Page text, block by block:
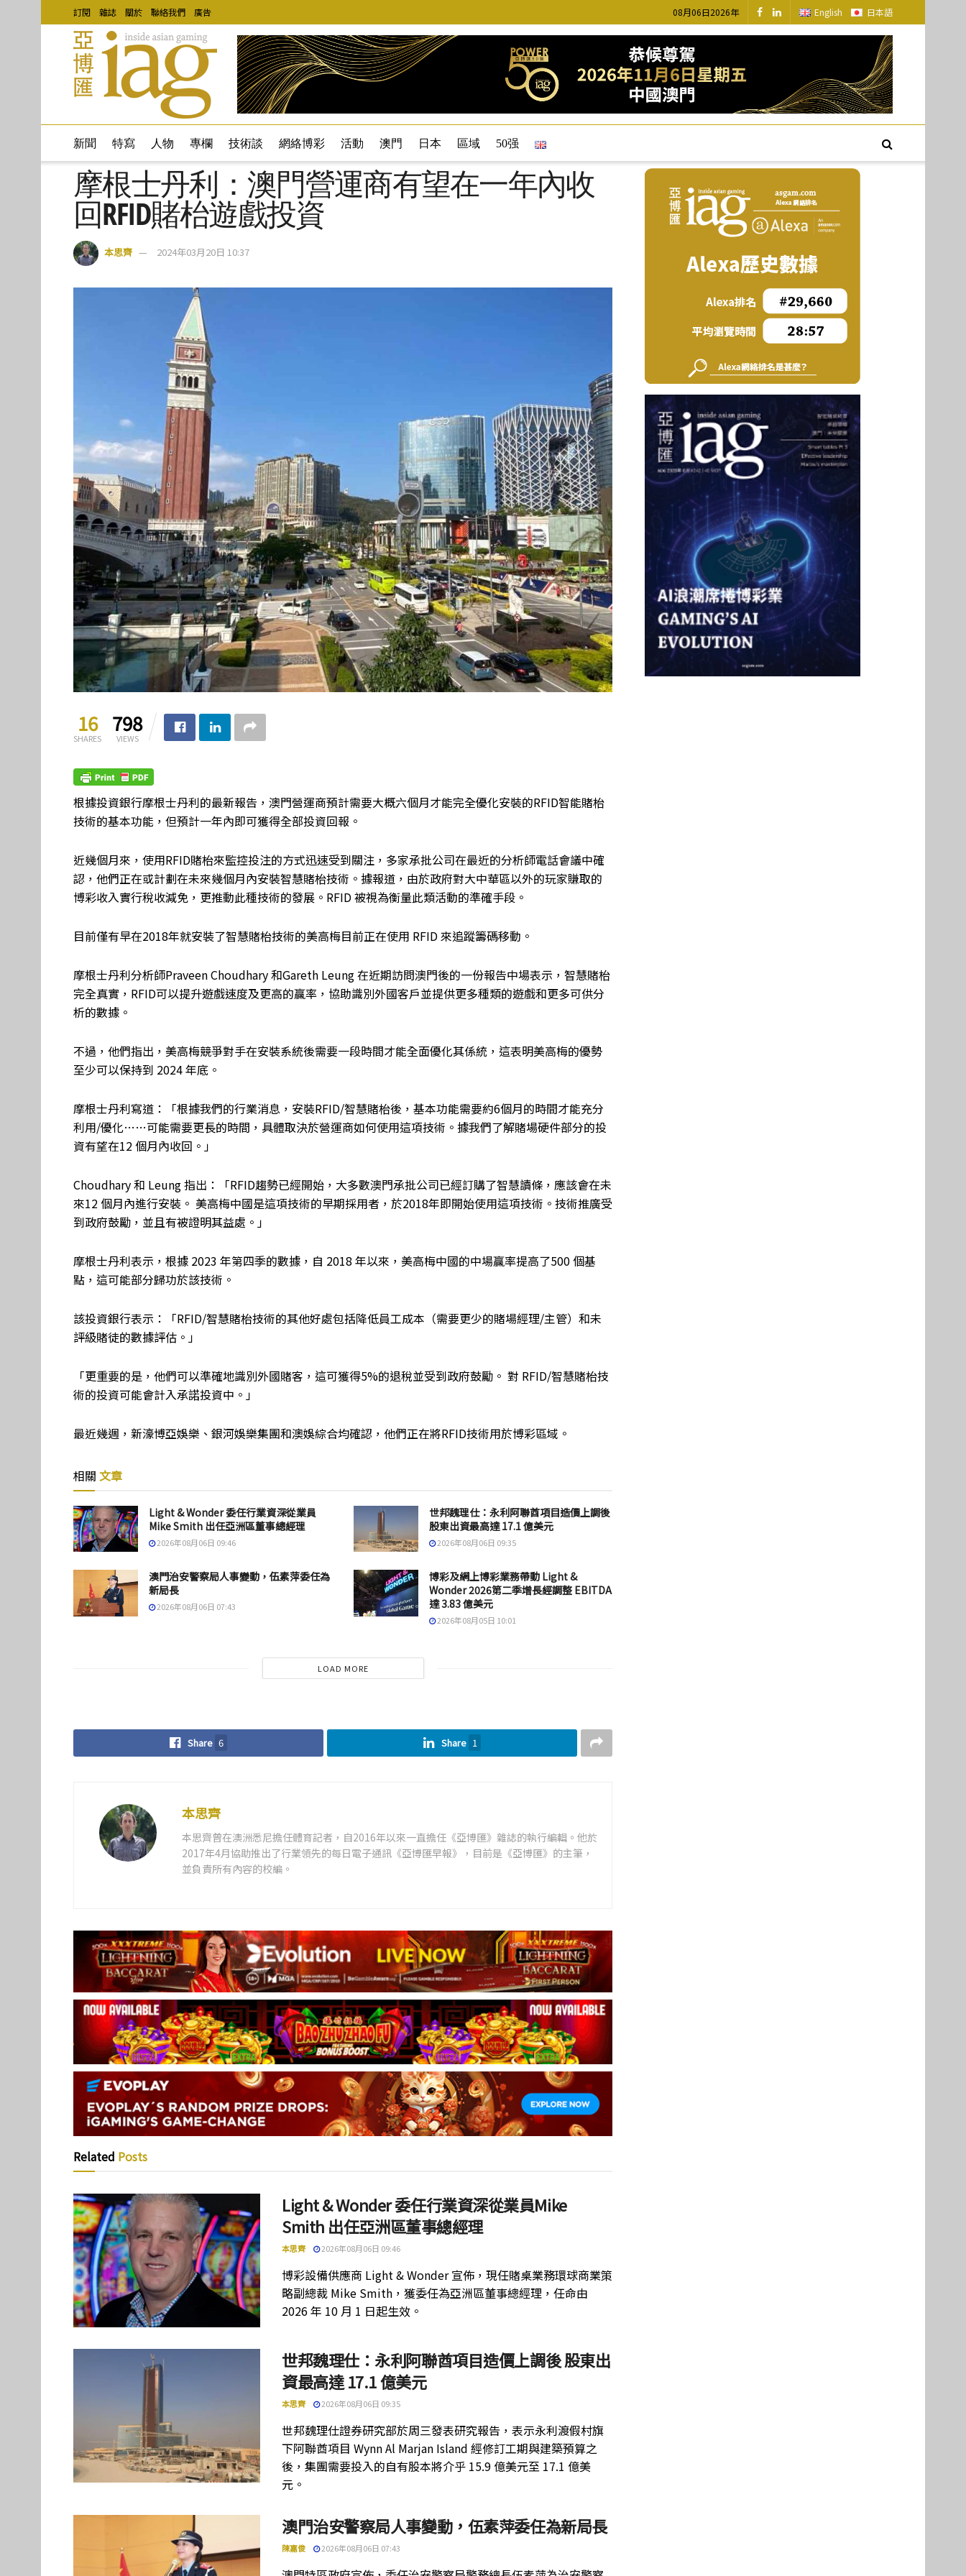
訂閱 雜誌 關於 聯絡我們 廣告 08月06日2026年 English 日本語
新聞 特寫 人物 專欄 技術談 網絡博彩 活動 澳門 日本 區域 50强
摩根士丹利：澳門營運商有望在一年內收
回RFID賭枱遊戲投資
本思齊 2024年03月20日 10:37
16
SHARES
798
VIEWS
根據投資銀行摩根士丹利的最新報告，澳門營運商預計需要大概六個月才能完全優化安裝的RFID智能賭枱
技術的基本功能，但預計一年內即可獲得全部投資回報。
近幾個月來，使用RFID賭枱來監控投注的方式迅速受到關注，多家承批公司在最近的分析師電話會議中確
認，他們正在或計劃在未來幾個月內安裝智慧賭枱技術。據報道，由於政府對大中華區以外的玩家賺取的
博彩收入實行稅收減免，更推動此種技術的發展。RFID 被視為衡量此類活動的準確手段。
目前僅有早在2018年就安裝了智慧賭枱技術的美高梅目前正在使用 RFID 來追蹤籌碼移動。
摩根士丹利分析師Praveen Choudhary 和Gareth Leung 在近期訪問澳門後的一份報告中場表示，智慧賭枱
完全真實，RFID可以提升遊戲速度及更高的贏率，協助識別外國客戶並提供更多種類的遊戲和更多可供分
析的數據。
不過，他們指出，美高梅競爭對手在安裝系統後需要一段時間才能全面優化其係統，這表明美高梅的優勢
至少可以保持到 2024 年底。
摩根士丹利寫道：「根據我們的行業消息，安裝RFID/智慧賭枱後，基本功能需要約6個月的時間才能充分
利用/優化……可能需要更長的時間，具體取決於營運商如何使用這項技術。據我們了解賭場硬件部分的投
資有望在12 個月內收回。」
Choudhary 和 Leung 指出：「RFID趨勢已經開始，大多數澳門承批公司已經訂購了智慧讀條，應該會在未
來12 個月內進行安裝。 美高梅中國是這項技術的早期採用者，於2018年即開始使用這項技術。技術推廣受
到政府鼓勵，並且有被證明其益處。」
摩根士丹利表示，根據 2023 年第四季的數據，自 2018 年以來，美高梅中國的中場贏率提高了500 個基
點，這可能部分歸功於該技術。
該投資銀行表示：「RFID/智慧賭枱技術的其他好處包括降低員工成本（需要更少的賭場經理/主管）和未
評級賭徒的數據評估。」
「更重要的是，他們可以準確地識別外國賭客，這可獲得5%的退稅並受到政府鼓勵。 對 RFID/智慧賭枱技
術的投資可能會計入承諾投資中。」
最近幾週，新濠博亞娛樂、銀河娛樂集團和澳娛綜合均確認，他們正在將RFID技術用於博彩區域。
相關 文章
Light & Wonder 委任行業資深從業員
Mike Smith 出任亞洲區董事總經理
2026年08月06日 09:46
世邦魏理仕：永利阿聯酋項目造價上調後
股東出資最高達 17.1 億美元
2026年08月06日 09:35
澳門治安警察局人事變動，伍素萍委任為
新局長
2026年08月06日 07:43
博彩及網上博彩業務帶動 Light &
Wonder 2026第二季增長經調整 EBITDA
達 3.83 億美元
2026年08月05日 10:01
LOAD MORE
Share 6 Share 1
本思齊
本思齊曾在澳洲悉尼擔任體育記者，自2016年以來一直擔任《亞博匯》雜誌的執行編輯。他於
2017年4月協助推出了行業領先的每日電子通訊《亞博匯早報》，目前是《亞博匯》的主筆，
並負責所有內容的校編。
Related Posts
Light & Wonder 委任行業資深從業員Mike
Smith 出任亞洲區董事總經理
本思齊 2026年08月06日 09:46
博彩設備供應商 Light & Wonder 宣佈，現任賭桌業務環球商業策
略副總裁 Mike Smith，獲委任為亞洲區董事總經理，任命由
2026 年 10 月 1 日起生效。
世邦魏理仕：永利阿聯酋項目造價上調後 股東出
資最高達 17.1 億美元
本思齊 2026年08月06日 09:35
世邦魏理仕證券研究部於周三發表研究報告，表示永利渡假村旗
下阿聯酋項目 Wynn Al Marjan Island 經修訂工期與建築預算之
後，集團需要投入的自有股本將介乎 15.9 億美元至 17.1 億美
元。
澳門治安警察局人事變動，伍素萍委任為新局長
陳嘉俊 2026年08月06日 07:43